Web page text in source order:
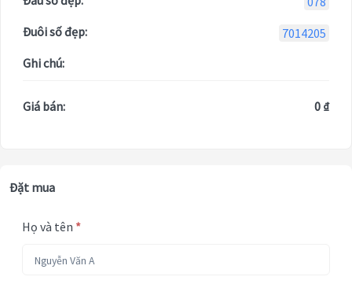
Đuôi số đẹp:
7014205
Ghi chú:
Giá bán: 0 ₫
Đặt mua
Họ và tên *